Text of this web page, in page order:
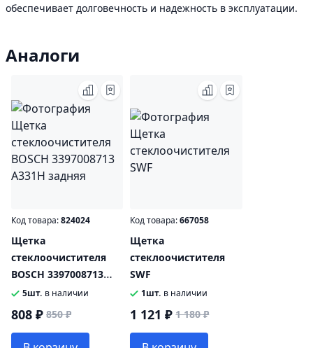
обеспечивает долговечность и надежность в эксплуатации.
Аналоги
Код товара:824024
Щетка
стеклоочистителя
BOSCH 3397008713
A331H задняя
5шт. в наличии
808 ₽ 850 ₽
Код товара:667058
Щетка
стеклоочистителя
SWF
1шт. в наличии
1 121 ₽ 1 180 ₽